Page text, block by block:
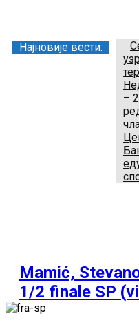
Најновије вести:
–
Mamić,
1/2 finale SP